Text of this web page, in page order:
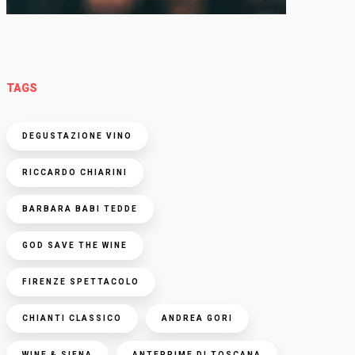
TAGS
DEGUSTAZIONE VINO
RICCARDO CHIARINI
BARBARA BABI TEDDE
GOD SAVE THE WINE
FIRENZE SPETTACOLO
CHIANTI CLASSICO ANDREA GORI